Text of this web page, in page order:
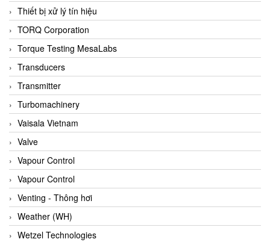
Comax
COMETECH VietNam
COMFILE Technology
Conch
Conductix/ WAMPFLER
Contrec
Contrinex
Control Solution Minesota
Copeland
Cortem
Cosa Xentaur
Cosil
Coulton
Thiết bị xử lý tín hiệu
TORQ Corporation
Torque Testing MesaLabs
Transducers
Transmitter
Turbomachinery
Vaisala Vietnam
Valve
Vapour Control
Vapour Control
Venting - Thông hơi
Weather (WH)
Wetzel Technologies